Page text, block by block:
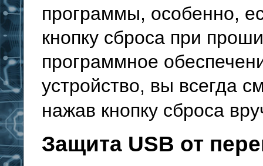
программы, особенно,
кнопку сброса при
программное
устройство, вы всегда
нажав кнопку сброса
Защита USB от